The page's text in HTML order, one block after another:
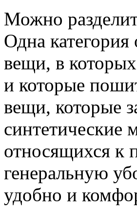
Можно
Одна
вещи, в
и которые
вещи, которые
относящихся к
генеральную
удобно и